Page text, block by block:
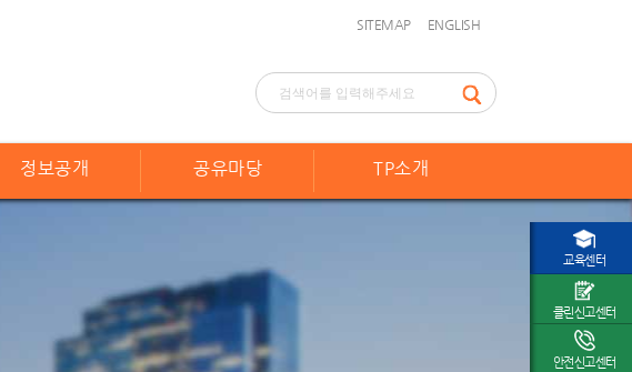
SITEMAP ENGLISH
정보공개 공유마당 TP소개
교육센터
클린신고센터
안전신고센터